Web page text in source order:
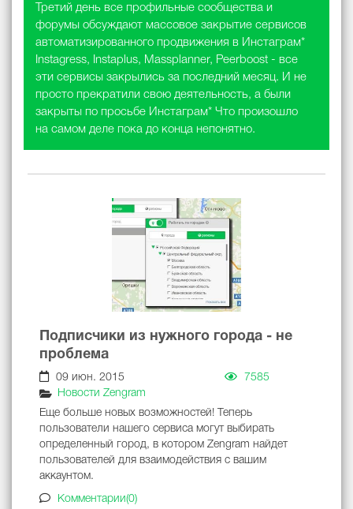
Третий день все профильные сообщества и
форумы обсуждают массовое закрытие сервисов
автоматизированного продвижения в Инстаграм*
Instagress, Instaplus, Massplanner, Peerboost - все
эти сервисы закрылись за последний месяц. И не
просто прекратили свою деятельность, а были
закрыты по просьбе Инстаграм* Что произошло
на самом деле пока до конца непонятно.
Подписчики из нужного города - не
проблема
09 июн. 2015
7585
Новости Zengram
Еще больше новых возможностей! Теперь
пользователи нашего сервиса могут выбирать
определенный город, в котором Zengram найдет
пользователей для взаимодействия с вашим
аккаунтом.
Комментарии(0)